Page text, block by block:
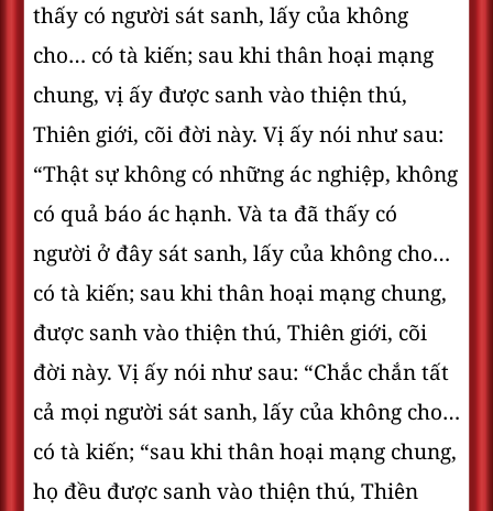
thấy có người sát sanh, lấy của không
cho… có tà kiến; sau khi thân hoại mạng
chung, vị ấy được sanh vào thiện thú,
Thiên giới, cõi đời này. Vị ấy nói như sau:
“Thật sự không có những ác nghiệp, không
có quả báo ác hạnh. Và ta đã thấy có
người ở đây sát sanh, lấy của không cho…
có tà kiến; sau khi thân hoại mạng chung,
được sanh vào thiện thú, Thiên giới, cõi
đời này. Vị ấy nói như sau: “Chắc chắn tất
cả mọi người sát sanh, lấy của không cho…
có tà kiến; “sau khi thân hoại mạng chung,
họ đều được sanh vào thiện thú, Thiên